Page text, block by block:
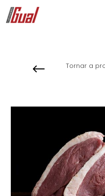
# Tornar a